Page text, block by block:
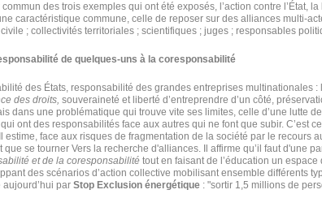
commun des trois exemples qui ont été exposés, l’action contre l’État,
caractéristique commune, celle de reposer sur des alliances multi-
civile ; collectivités territoriales ; scientifiques ; juges ; responsables
de quelques-uns à la coresponsabilité
des États, responsabilité des grandes entreprises multinationales :
des droits, souveraineté et liberté d’entreprendre d’un côté,
dans une problématique qui trouve vite ses limites, celle d’une lutte
ont des responsabilités face aux autres qui ne font que subir. C’est
estime, face aux risques de fragmentation de la société par le recours
que se tourner Vers la recherche d'alliances. Il affirme qu’il faut d'une
et de la coresponsabilité tout en faisant de l’éducation un
des scénarios d’action collective mobilisant ensemble différents
par Stop Exclusion énergétique : "sortir 1,5 millions de